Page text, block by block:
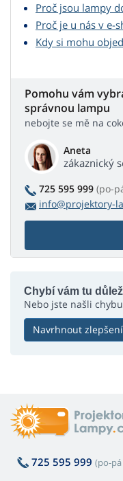
Proč jsou lampy
Proč je u nás v e-
Kdy si mohu
Pomohu vám
správnou lampu
nebojte se mě na
Aneta
zákaznický
725 595 999 (po-
info@projektory-
Chybí vám tu
Nebo jste našli
Navrhnout zlepšení
725 595 999 (po-pá